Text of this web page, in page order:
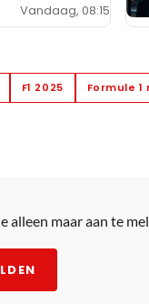
Vandaag, 08:15
F1 2025 Formule 1
alleen maar aan te